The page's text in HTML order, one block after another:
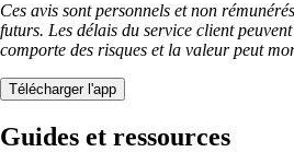
Ces avis sont personnels et non
futurs. Les délais du service client
comporte des risques et la valeur peut
Télécharger l'app
Guides et ressources